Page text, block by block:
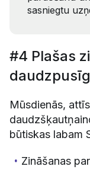
sasniegtu
#4 Plašas
Mūsdienās,
būtiskas labam
Zināšanas par